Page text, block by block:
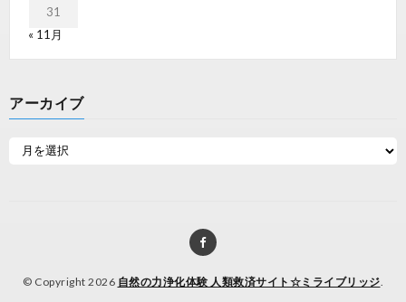
31
« 11月
アーカイブ
© Copyright 2026 自然の力浄化体験 人類救済サイト☆ミライブリッジ